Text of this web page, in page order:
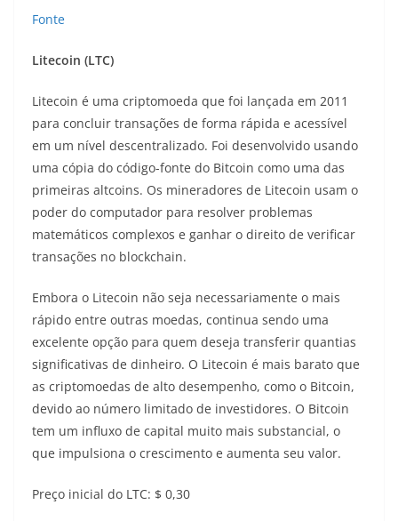
Fonte
Litecoin (LTC)
Litecoin é uma criptomoeda que foi lançada em 2011
para concluir transações de forma rápida e acessível
em um nível descentralizado. Foi desenvolvido usando
uma cópia do código-fonte do Bitcoin como uma das
primeiras altcoins. Os mineradores de Litecoin usam o
poder do computador para resolver problemas
matemáticos complexos e ganhar o direito de verificar
transações no blockchain.
Embora o Litecoin não seja necessariamente o mais
rápido entre outras moedas, continua sendo uma
excelente opção para quem deseja transferir quantias
significativas de dinheiro. O Litecoin é mais barato que
as criptomoedas de alto desempenho, como o Bitcoin,
devido ao número limitado de investidores. O Bitcoin
tem um influxo de capital muito mais substancial, o
que impulsiona o crescimento e aumenta seu valor.
Preço inicial do LTC: $ 0,30